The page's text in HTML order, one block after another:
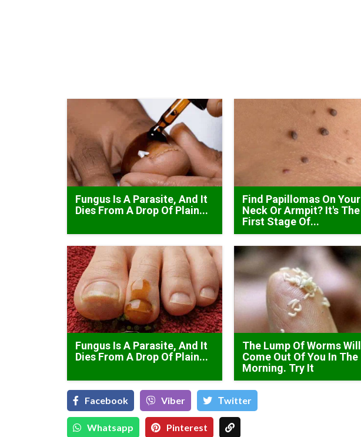
Fungus Is A Parasite, And It
Dies From A Drop Of Plain...
Find Papillomas On Your
Neck Or Armpit? It's The
First Stage Of...
Fungus Is A Parasite, And It
Dies From A Drop Of Plain...
The Lump Of Worms Will
Come Out Of You In The
Morning. Try It
Facebook Viber Тwitter
Whatsapp Pinterest